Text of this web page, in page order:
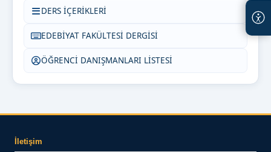
DERS İÇERİKLERİ
EDEBİYAT FAKÜLTESİ DERGİSİ
ÖĞRENCİ DANIŞMANLARI LİSTESİ
İletişim